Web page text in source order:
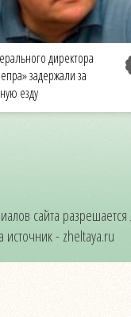
директора
задержали за
езду
сайта
источник - zheltaya.ru